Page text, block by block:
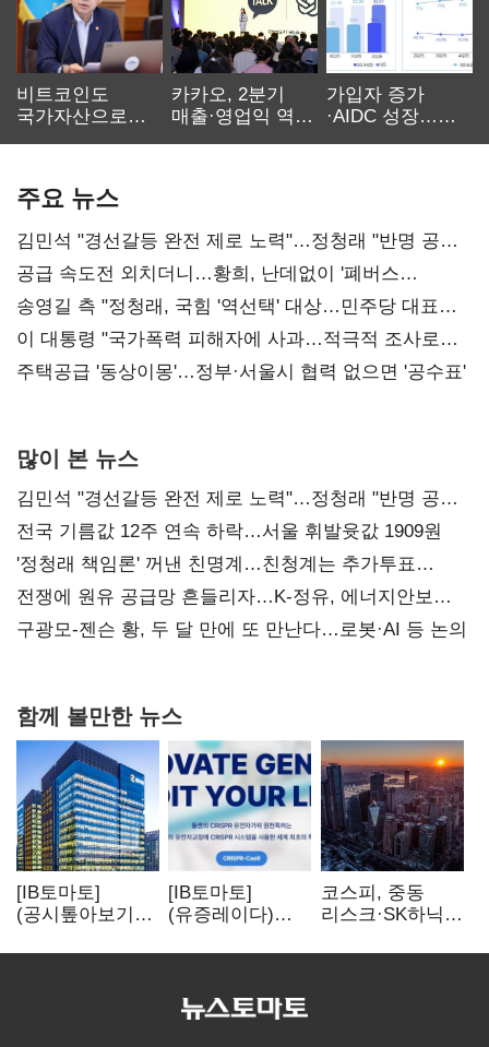
비트코인도
국가자산으로…'
카카오, 2분기
매출·영업익 역대
가입자 증가
·AIDC 성장…
주요 뉴스
김민석 "경선갈등 완전 제로 노력"…정청래 "반명 공세
사과부터"
공급 속도전 외치더니…황희, 난데없이 '폐버스
리모델링' 제안
송영길 측 "정청래, 국힘 '역선택' 대상…민주당 대표로
총선 지휘 못해"
이 대통령 "국가폭력 피해자에 사과…적극적 조사로
진실 밝혀야"
주택공급 '동상이몽'…정부·서울시 협력 없으면 '공수표'
많이 본 뉴스
김민석 "경선갈등 완전 제로 노력"…정청래 "반명 공세
사과부터"
전국 기름값 12주 연속 하락…서울 휘발윳값 1909원
'정청래 책임론' 꺼낸 친명계…친청계는 추가투표
때리기
전쟁에 원유 공급망 흔들리자…K-정유, 에너지안보
핵심으로 재부상
구광모-젠슨 황, 두 달 만에 또 만난다…로봇·AI 등 논의
함께 볼만한 뉴스
[IB토마토]
(공시톺아보기)
바로 매출로
[IB토마토]
(유증레이다)
3분의 1 토막…
비용부터 챙긴다
코스피, 중동
리스크·SK하닉
뒷걸음